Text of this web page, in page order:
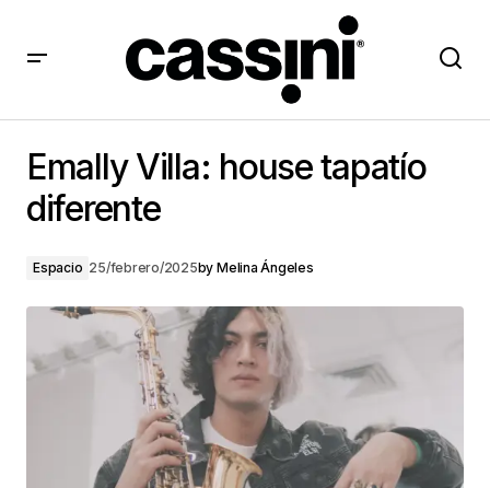
Emally Villa: house tapatío
diferente
Espacio 25/febrero/2025by Melina Ángeles